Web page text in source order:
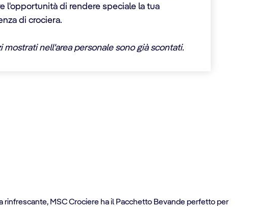
l'opportunità di rendere speciale la tua
di crociera.
mostrati nell'area personale sono già scontati.
rinfrescante, MSC Crociere ha il Pacchetto Bevande perfetto per